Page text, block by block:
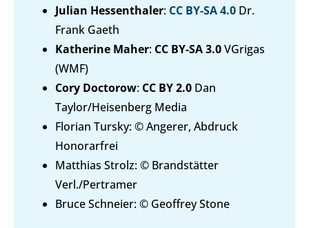
Julian Hessenthaler: CC BY-SA 4.0 Dr.
Frank Gaeth
Katherine Maher: CC BY-SA 3.0VGrigas
(WMF)
Cory Doctorow: CC BY 2.0 Dan
Taylor/Heisenberg Media
Florian Tursky: © Angerer, Abdruck
Honorarfrei
Matthias Strolz: © Brandstätter
Verl./Pertramer
Bruce Schneier: © Geoffrey Stone